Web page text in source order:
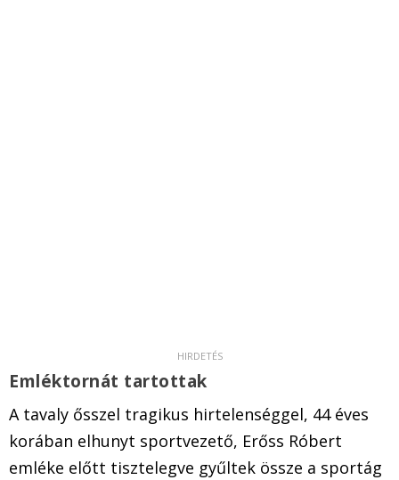
Emléktornát tartottak
A tavaly ősszel tragikus hirtelenséggel, 44 éves
korában elhunyt sportvezető, Erőss Róbert
emléke előtt tisztelegve gyűltek össze a sportág